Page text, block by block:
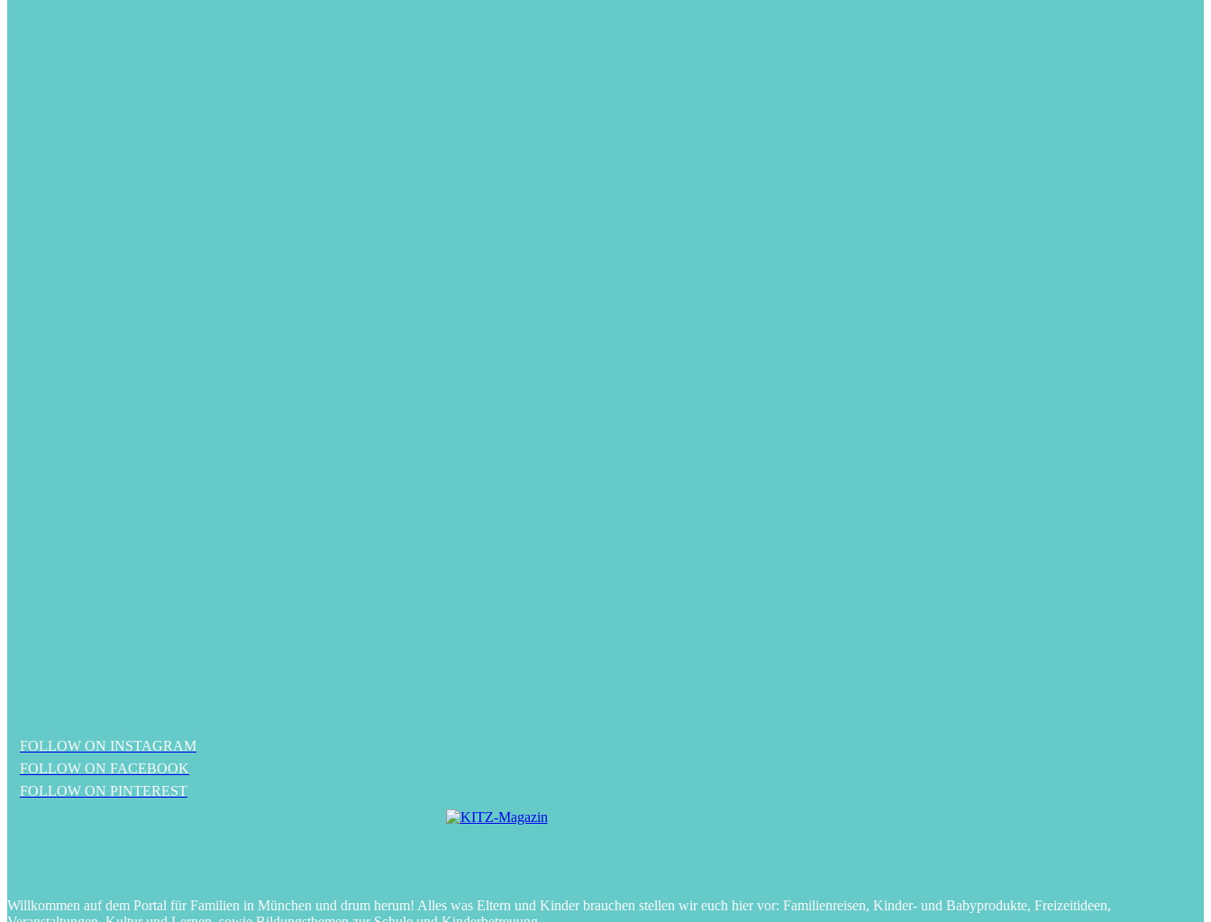
FOLLOW ON INSTAGRAM
FOLLOW ON FACEBOOK
FOLLOW ON PINTEREST
Willkommen auf dem Portal für Familien in München und drum herum! Alles was Eltern und Kinder brauchen stellen wir euch hier vor: Familienreisen, Kinder- und Babyprodukte, Freizeitideen,